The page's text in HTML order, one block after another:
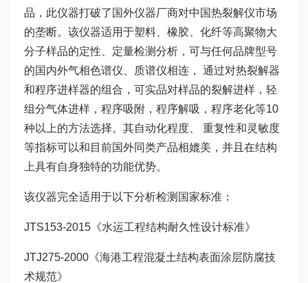
品，此仪器打破了国外仪器厂商对中国热裂解仪市场
的垄断。该仪器适用于塑料、橡胶、化纤等高聚物大
分子样品的定性、定量检测分析，可与任何品牌型号
的国内外气相色谱仪、质谱仪相连， 通过对热裂解器
和程序进样器的组合，可实品对样品的裂解进样，轻
组分气体进样，程序吸附，程序解吸，程序老化等10
种以上的方法选择。其自动化程度、 重复性和灵敏度
等指标可以和目前国外同类产品相媲美，并且在结构
上具有自身独特的功能优势。
该仪器完全适用于以下分析检测国家标准：
JTS153-2015《水运工程结构耐久性设计标准》
JTJ275-2000《海港工程混凝土结构表面涂层防腐技
术规范》